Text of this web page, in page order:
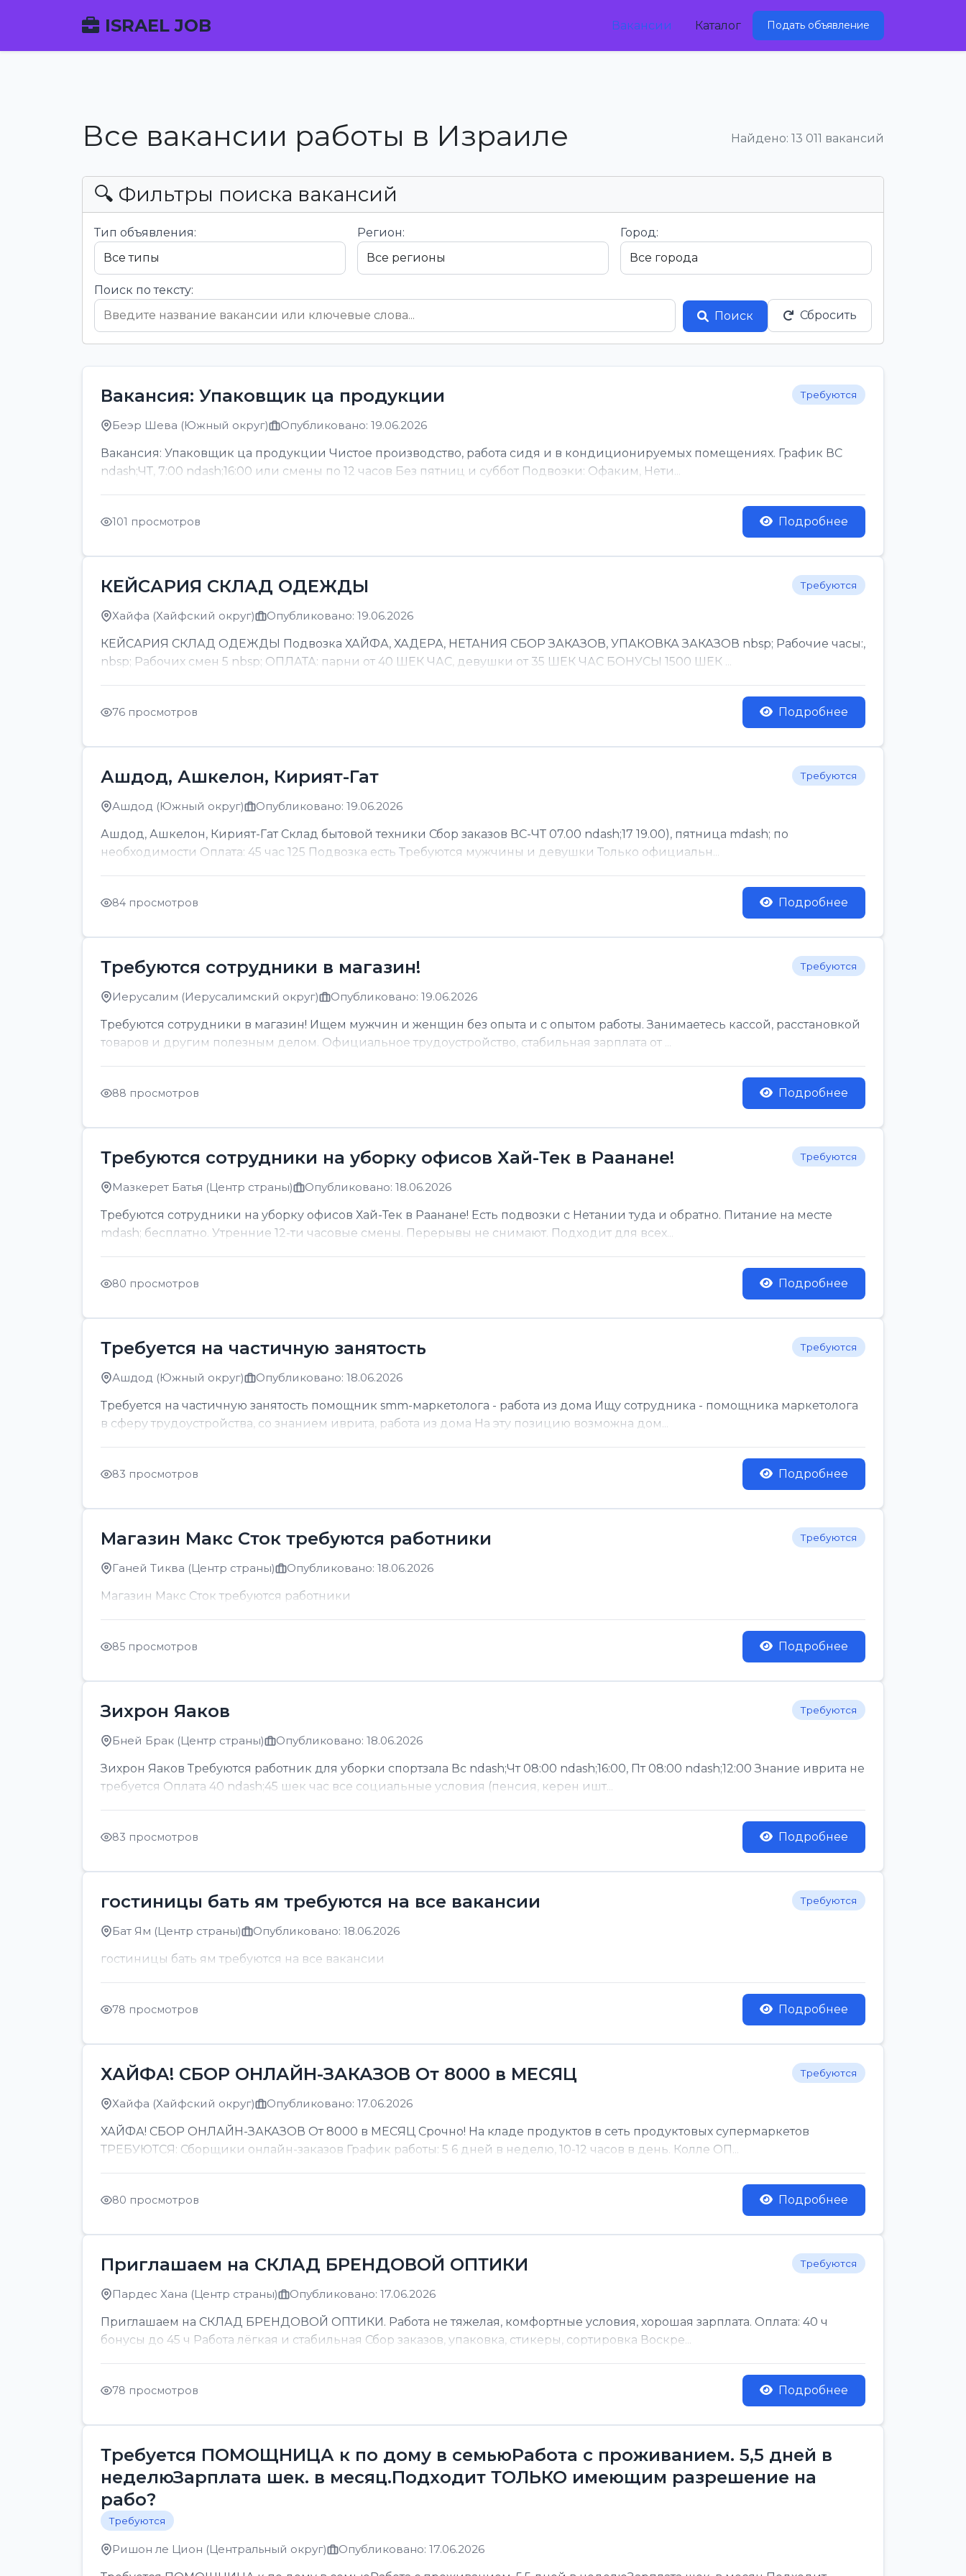
ISRAEL JOB Вакансии Каталог Подать объявление
Все вакансии работы в Израиле Найдено: 13 011 вакансий
🔍 Фильтры поиска вакансий
Тип объявления: Регион: Город:
Поиск по тексту:
Поиск
Сбросить
Вакансия: Упаковщик ца продукции Требуются
Беэр Шева (Южный округ) Опубликовано: 19.06.2026
Вакансия: Упаковщик ца продукции Чистое производство, работа сидя и в кондиционируемых помещениях. График ВС
ndash;ЧТ, 7:00 ndash;16:00 или смены по 12 часов Без пятниц и суббот Подвозки: Офаким, Нети...
101 просмотров Подробнее
КЕЙСАРИЯ СКЛАД ОДЕЖДЫ Требуются
Хайфа (Хайфский округ) Опубликовано: 19.06.2026
КЕЙСАРИЯ СКЛАД ОДЕЖДЫ Подвозка ХАЙФА, ХАДЕРА, НЕТАНИЯ СБОР ЗАКАЗОВ, УПАКОВКА ЗАКАЗОВ nbsp; Рабочие часы:,
nbsp; Рабочих смен 5 nbsp; ОПЛАТА: парни от 40 ШЕК ЧАС, девушки от 35 ШЕК ЧАС БОНУСЫ 1500 ШЕК ...
76 просмотров Подробнее
Ашдод, Ашкелон, Кирият-Гат Требуются
Ашдод (Южный округ) Опубликовано: 19.06.2026
Ашдод, Ашкелон, Кирият-Гат Склад бытовой техники Сбор заказов ВС-ЧТ 07.00 ndash;17 19.00), пятница mdash; по
необходимости Оплата: 45 час 125 Подвозка есть Требуются мужчины и девушки Только официальн...
84 просмотров Подробнее
Требуются сотрудники в магазин! Требуются
Иерусалим (Иерусалимский округ) Опубликовано: 19.06.2026
Требуются сотрудники в магазин! Ищем мужчин и женщин без опыта и с опытом работы. Занимаетесь кассой, расстановкой
товаров и другим полезным делом. Официальное трудоустройство, стабильная зарплата от ...
88 просмотров Подробнее
Требуются сотрудники на уборку офисов Хай-Тек в Раанане! Требуются
Мазкерет Батья (Центр страны) Опубликовано: 18.06.2026
Требуются сотрудники на уборку офисов Хай-Тек в Раанане! Есть подвозки с Нетании туда и обратно. Питание на месте
mdash; бесплатно. Утренние 12-ти часовые смены. Перерывы не снимают. Подходит для всех...
80 просмотров Подробнее
Требуется на частичную занятость Требуются
Ашдод (Южный округ) Опубликовано: 18.06.2026
Требуется на частичную занятость помощник smm-маркетолога - работа из дома Ищу сотрудника - помощника маркетолога
в сферу трудоустройства, со знанием иврита, работа из дома На эту позицию возможна дом...
83 просмотров Подробнее
Магазин Макс Сток требуются работники Требуются
Ганей Тиква (Центр страны) Опубликовано: 18.06.2026
Магазин Макс Сток требуются работники
85 просмотров Подробнее
Зихрон Яаков Требуются
Бней Брак (Центр страны) Опубликовано: 18.06.2026
Зихрон Яаков Требуются работник для уборки спортзала Вс ndash;Чт 08:00 ndash;16:00, Пт 08:00 ndash;12:00 Знание иврита не
требуется Оплата 40 ndash;45 шек час все социальные условия (пенсия, керен ишт...
83 просмотров Подробнее
гостиницы бать ям требуются на все вакансии Требуются
Бат Ям (Центр страны) Опубликовано: 18.06.2026
гостиницы бать ям требуются на все вакансии
78 просмотров Подробнее
ХАЙФА! СБОР ОНЛАЙН-ЗАКАЗОВ От 8000 в МЕСЯЦ Требуются
Хайфа (Хайфский округ) Опубликовано: 17.06.2026
ХАЙФА! СБОР ОНЛАЙН-ЗАКАЗОВ От 8000 в МЕСЯЦ Срочно! На кладе продуктов в сеть продуктовых супермаркетов
ТРЕБУЮТСЯ: Сборщики онлайн-заказов График работы: 5 6 дней в неделю, 10-12 часов в день. Колле ОП...
80 просмотров Подробнее
Приглашаем на СКЛАД БРЕНДОВОЙ ОПТИКИ Требуются
Пардес Хана (Центр страны) Опубликовано: 17.06.2026
Приглашаем на СКЛАД БРЕНДОВОЙ ОПТИКИ. Работа не тяжелая, комфортные условия, хорошая зарплата. Оплата: 40 ч
бонусы до 45 ч Работа лёгкая и стабильная Сбор заказов, упаковка, стикеры, сортировка Воскре...
78 просмотров Подробнее
Требуется ПОМОЩНИЦА к по дому в семьюРабота с проживанием. 5,5 дней в
неделюЗарплата шек. в месяц.Подходит ТОЛЬКО имеющим разрешение на
рабо?
Требуются
Ришон ле Цион (Центральный округ) Опубликовано: 17.06.2026